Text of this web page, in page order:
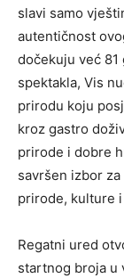
slavi samo
autentičnost
dočekuju već
spektakla, Vis
prirodu koju
kroz gastro
prirode i dobre
savršen izbor
prirode, kulture
Regatni ured
startnog broja u